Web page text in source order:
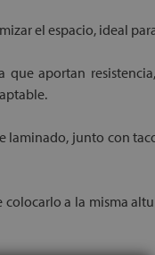
el espacio, ideal
aportan
junto con
a la misma